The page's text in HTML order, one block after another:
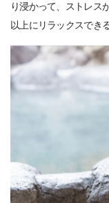
り浸かって、ストレ
以上にリラックスでき